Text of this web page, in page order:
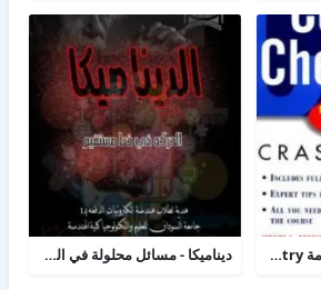
شرح مبسط للكمياء العامة college chemistry ديناميكا - مسائل محلولة في الحركة الخطية